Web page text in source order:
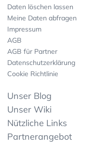
Daten löschen lassen
Meine Daten abfragen
Impressum
AGB
AGB für Partner
Datenschutzerklärung
Cookie Richtlinie
Unser Blog
Unser Wiki
Nützliche Links
Partnerangebot